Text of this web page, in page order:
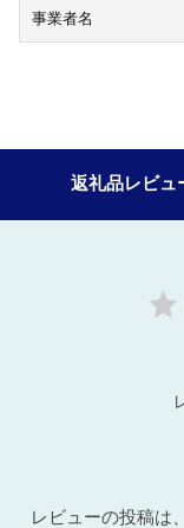
事業者名
返礼品レビュ
レビューの投稿は